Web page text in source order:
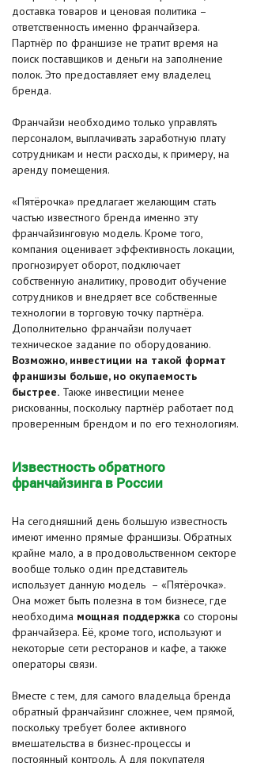
доставка товаров и ценовая политика –
ответственность именно франчайзера.
Партнёр по франшизе не тратит время на
поиск поставщиков и деньги на заполнение
полок. Это предоставляет ему владелец
бренда.
Франчайзи необходимо только управлять
персоналом, выплачивать заработную плату
сотрудникам и нести расходы, к примеру, на
аренду помещения.
«Пятёрочка» предлагает желающим стать
частью известного бренда именно эту
франчайзинговую модель. Кроме того,
компания оценивает эффективность локации,
прогнозирует оборот, подключает
собственную аналитику, проводит обучение
сотрудников и внедряет все собственные
технологии в торговую точку партнёра.
Дополнительно франчайзи получает
техническое задание по оборудованию.
Возможно, инвестиции на такой формат
франшизы больше, но окупаемость
быстрее. Также инвестиции менее
рискованны, поскольку партнёр работает под
проверенным брендом и по его технологиям.
Известность обратного
франчайзинга в России
На сегодняшний день большую известность
имеют именно прямые франшизы. Обратных
крайне мало, а в продовольственном секторе
вообще только один представитель
использует данную модель – «Пятёрочка».
Она может быть полезна в том бизнесе, где
необходима мощная поддержка со стороны
франчайзера. Её, кроме того, используют и
некоторые сети ресторанов и кафе, а также
операторы связи.
Вместе с тем, для самого владельца бренда
обратный франчайзинг сложнее, чем прямой,
поскольку требует более активного
вмешательства в бизнес-процессы и
постоянный контроль. А для покупателя